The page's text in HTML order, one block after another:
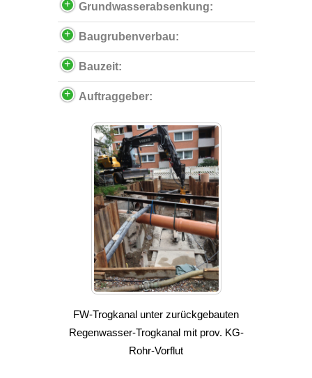
Grundwasserabsenkung:
Baugrubenverbau:
Bauzeit:
Auftraggeber:
FW-Trogkanal unter zurückgebauten
Regenwasser-Trogkanal mit prov. KG-
Rohr-Vorflut